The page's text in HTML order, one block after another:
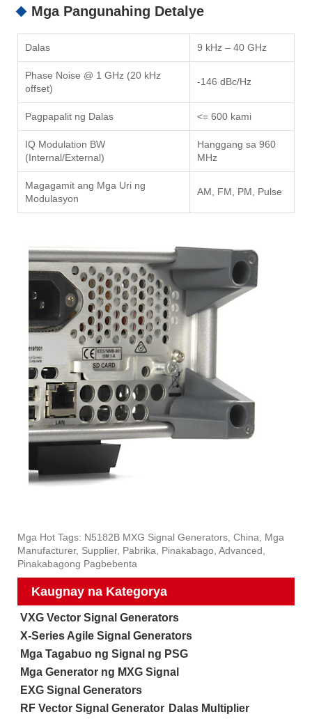
Mga Pangunahing Detalye
Dalas 9 kHz – 40 GHz
Phase Noise @ 1 GHz (20 kHz
offset)
-146 dBc/Hz
Pagpapalit ng Dalas <= 600 kami
IQ Modulation BW
(Internal/External)
Hanggang sa 960
MHz
Magagamit ang Mga Uri ng
Modulasyon
AM, FM, PM, Pulse
Mga Hot Tags: N5182B MXG Signal Generators, China, Mga
Manufacturer, Supplier, Pabrika, Pinakabago, Advanced,
Pinakabagong Pagbebenta
Kaugnay na Kategorya
VXG Vector Signal Generators
X-Series Agile Signal Generators
Mga Tagabuo ng Signal ng PSG
Mga Generator ng MXG Signal
EXG Signal Generators
RF Vector Signal Generator Dalas Multiplier